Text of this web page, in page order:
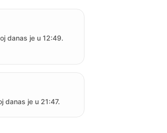
danas je u 12:49.
danas je u 21:47.